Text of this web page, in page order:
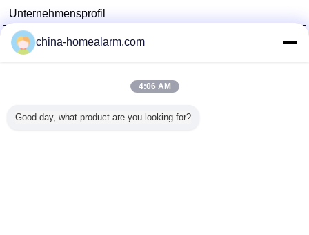
Unternehmensprofil
Alarms Series Technology Co., Limited
Überprüfte Lieferanten
Verified Suplier
china-homealarm.com
4:06 AM
Good day, what product are you looking for?